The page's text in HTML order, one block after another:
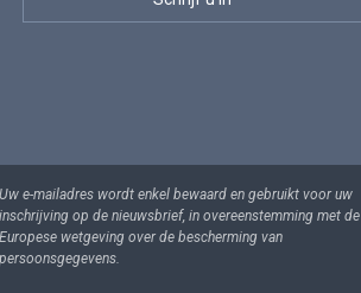
Uw e-mailadres wordt enkel bewaard en gebruikt voor uw
inschrijving op de nieuwsbrief, in overeenstemming met de
Europese wetgeving over de bescherming van
persoonsgegevens.